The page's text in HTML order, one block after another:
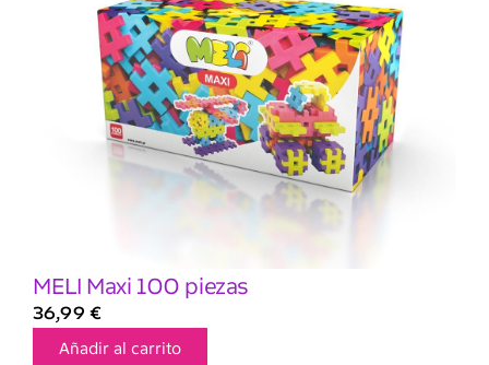
MELI Maxi 100 piezas
36,99 €
Añadir al carrito